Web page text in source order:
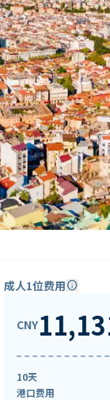
成人1位费用info
CNY
10天
港口费用